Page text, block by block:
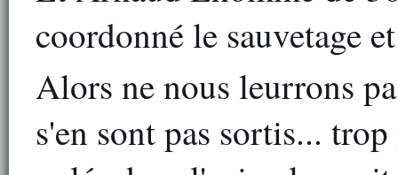
coordonné le sauvetage
Alors ne nous leurrons
s'en sont pas sortis...